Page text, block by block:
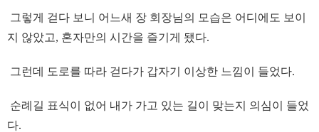
그렇게 걷다 보니 어느새 장 회장님의 모습은 어디에도 보이
지 않았고, 혼자만의 시간을 즐기게 됐다.
그런데 도로를 따라 걷다가 갑자기 이상한 느낌이 들었다.
순례길 표식이 없어 내가 가고 있는 길이 맞는지 의심이 들었
다.